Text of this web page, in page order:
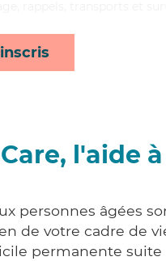
l'aide
personnes âgées
de votre cadre de
permanente